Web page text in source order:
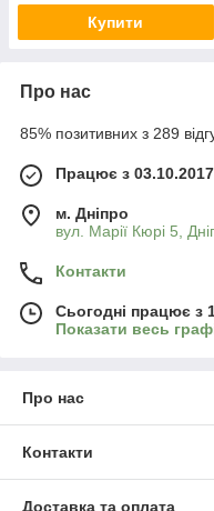
Купити
Про нас
85% позитивних з 289
Працює з 03.10.2017
м. Дніпро
вул. Марії Кюрі 5,
Контакти
Сьогодні працює з
Показати весь
Про нас
Контакти
Доставка та оплата